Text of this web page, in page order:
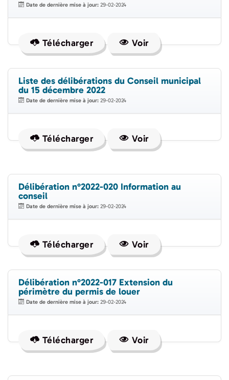
Date de dernière mise à jour: 29-02-2024
Télécharger Voir
Liste des délibérations du Conseil municipal
du 15 décembre 2022
Date de dernière mise à jour: 29-02-2024
Télécharger Voir
Délibération n°2022-020 Information au
conseil
Date de dernière mise à jour: 29-02-2024
Télécharger Voir
Délibération n°2022-017 Extension du
périmètre du permis de louer
Date de dernière mise à jour: 29-02-2024
Télécharger Voir